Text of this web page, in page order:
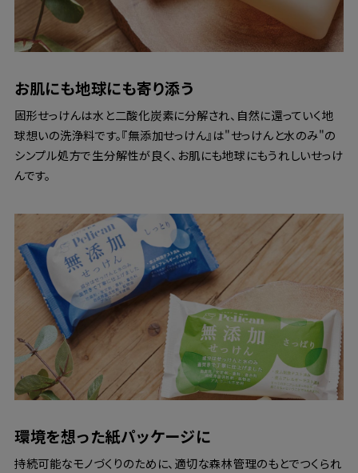
お肌にも地球にも寄り添う
固形せっけんは水と二酸化炭素に分解され、自然に還っていく地
球想いの洗浄料です。『無添加せっけん』は"せっけんと水のみ"の
シンプル処方で生分解性が良く、お肌にも地球にもうれしいせっけ
んです。
環境を想った紙パッケージに
持続可能なモノづくりのために、適切な森林管理のもとでつくられ